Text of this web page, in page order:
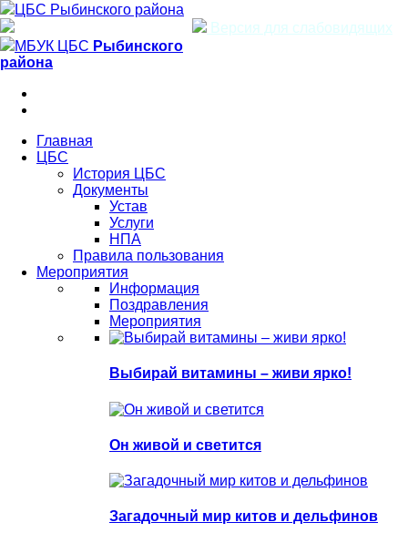
ЦБС Рыбинского района
Версия для слабовидящих
МБУК ЦБС Рыбинского
района
Главная
ЦБС
История ЦБС
Документы
Устав
Услуги
НПА
Правила пользования
Мероприятия
Информация
Поздравления
Мероприятия
Выбирай витамины – живи ярко!
Он живой и светится
Загадочный мир китов и дельфинов